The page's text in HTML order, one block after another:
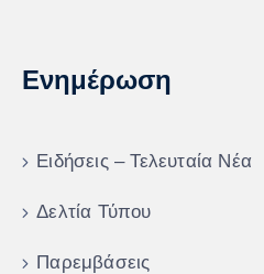
Ενημέρωση
Ειδήσεις – Τελευταία Νέα
Δελτία Τύπου
Παρεμβάσεις